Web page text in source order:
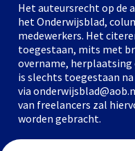
Het auteursrecht op de
het Onderwijsblad,
medewerkers. Het
toegestaan, mits met
overname,
is slechts toegestaan
via
van freelancers zal
worden gebracht.